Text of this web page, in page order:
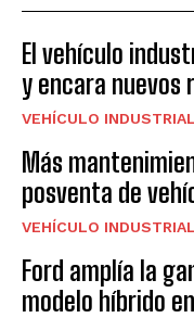
El vehículo
y encara nuevos
VEHÍCULO INDUSTRIAL
Más
posventa de
VEHÍCULO INDUSTRIAL
Ford amplía la
modelo híbrido